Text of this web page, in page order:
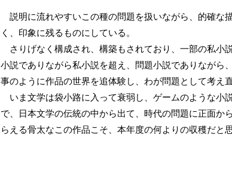
説明に流れやすいこの種の問題を扱いながら、的確な
く、印象に残るものにしている。
さりげなく構成され、構築もされており、一部の私小
小説でありながら私小説を超え、問題小説でありながら
事のように作品の世界を追体験し、わが問題として考え直
いま文学は袋小路に入って衰弱し、ゲームのような小
で、日本文学の伝統の中から出て、時代の問題に正面か
らえる骨太なこの作品こそ、本年度の何よりの収穫だと